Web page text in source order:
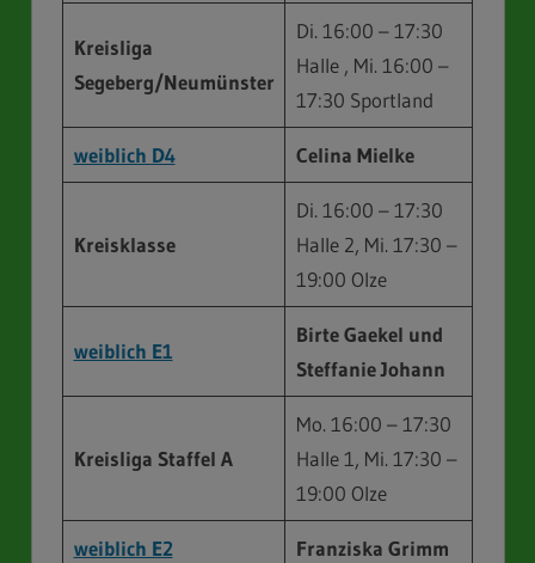
Kreisliga
Segeberg/Neumünster
Di. 16:00 – 17:30
Halle , Mi. 16:00 –
17:30 Sportland
weiblich D4 Celina Mielke
Kreisklasse
Di. 16:00 – 17:30
Halle 2, Mi. 17:30 –
19:00 Olze
weiblich E1
Birte Gaekel und
Steffanie Johann
Kreisliga Staffel A
Mo. 16:00 – 17:30
Halle 1, Mi. 17:30 –
19:00 Olze
weiblich E2 Franziska Grimm